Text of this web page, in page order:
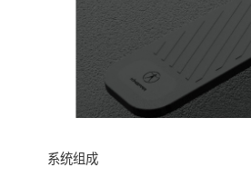
系统组成